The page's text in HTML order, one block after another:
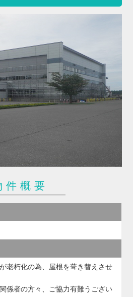
件概要
老朽化の為、屋根を葺き替えさせ
係者の方々、ご協力有難うござい